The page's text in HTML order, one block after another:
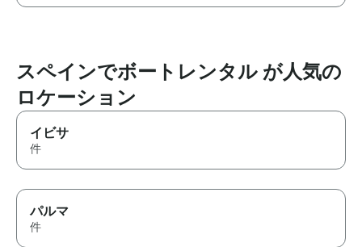
スペインでボートレンタル が人気の
ロケーション
イビサ
件
パルマ
件